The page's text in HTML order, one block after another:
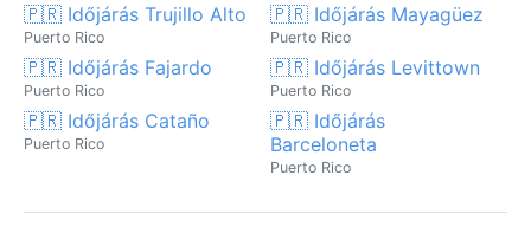
🇵🇷 Időjárás Trujillo Alto
Puerto Rico
🇵🇷 Időjárás Mayagüez
Puerto Rico
🇵🇷 Időjárás Fajardo
Puerto Rico
🇵🇷 Időjárás Levittown
Puerto Rico
🇵🇷 Időjárás Cataño
Puerto Rico
🇵🇷 Időjárás
Barceloneta
Puerto Rico